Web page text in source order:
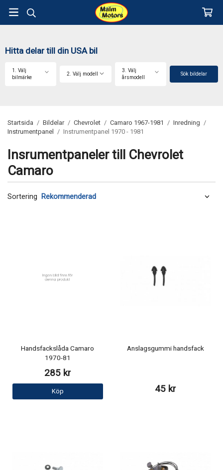
Hitta delar till din USA bil
1. Välj
bilmärke
2. Välj modell
3. Välj
årsmodell
Sök bildelar
Startsida / Bildelar / Chevrolet / Camaro 1967-1981 / Inredning /
Instrumentpanel / Instrumentpanel 1970 - 1981
Insrumentpaneler till Chevrolet
Camaro
Sortering
Handsfackslåda Camaro
1970-81
285 kr
Köp
Anslagsgummi handsfack
45 kr